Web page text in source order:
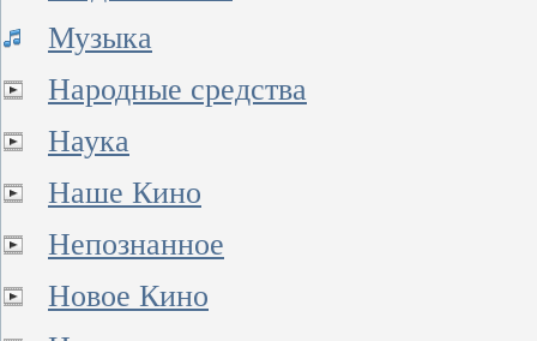
Музыка
Народные средства
Наука
Наше Кино
Непознанное
Новое Кино